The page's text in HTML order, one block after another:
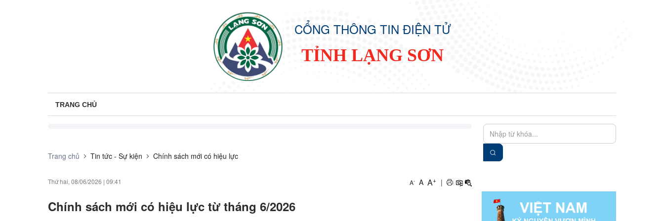
CỔNG THÔNG TIN ĐIỆN TỬ
TỈNH LẠNG SƠN
TRANG CHỦ
Trang chủ Tin tức - Sự kiện Chính sách mới có hiệu lực
Thứ hai, 08/06/2026 | 09:41 A- A A+ |
Chính sách mới có hiệu lực từ tháng 6/2026